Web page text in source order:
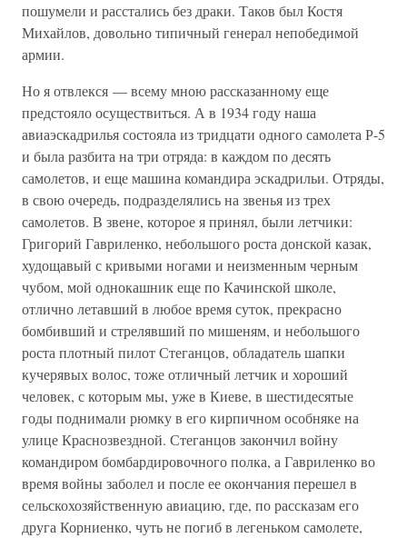
пошумели и расстались без драки. Таков был Костя
Михайлов, довольно типичный генерал непобедимой
армии.
Но я отвлекся — всему мною рассказанному еще
предстояло осуществиться. А в 1934 году наша
авиаэскадрилья состояла из тридцати одного самолета Р-5
и была разбита на три отряда: в каждом по десять
самолетов, и еще машина командира эскадрильи. Отряды,
в свою очередь, подразделялись на звенья из трех
самолетов. В звене, которое я принял, были летчики:
Григорий Гавриленко, небольшого роста донской казак,
худощавый с кривыми ногами и неизменным черным
чубом, мой однокашник еще по Качинской школе,
отлично летавший в любое время суток, прекрасно
бомбивший и стрелявший по мишеням, и небольшого
роста плотный пилот Стеганцов, обладатель шапки
кучерявых волос, тоже отличный летчик и хороший
человек, с которым мы, уже в Киеве, в шестидесятые
годы поднимали рюмку в его кирпичном особняке на
улице Краснозвездной. Стеганцов закончил войну
командиром бомбардировочного полка, а Гавриленко во
время войны заболел и после ее окончания перешел в
сельскохозяйственную авиацию, где, по рассказам его
друга Корниенко, чуть не погиб в легеньком самолете,